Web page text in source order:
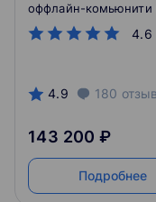
4.6
оффлайн-комьюнити
4.9 180
143 200 ₽
Подробнее